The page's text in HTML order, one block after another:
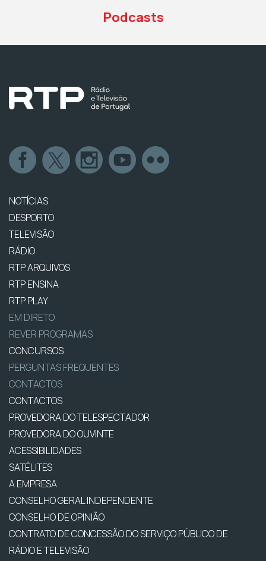
Podcasts
NOTÍCIAS
DESPORTO
TELEVISÃO
RÁDIO
RTP ARQUIVOS
RTP ENSINA
RTP PLAY
EM DIRETO
REVER PROGRAMAS
CONCURSOS
PERGUNTAS FREQUENTES
CONTACTOS
CONTACTOS
PROVEDORA DO TELESPECTADOR
PROVEDORA DO OUVINTE
ACESSIBILIDADES
SATÉLITES
A EMPRESA
CONSELHO GERAL INDEPENDENTE
CONSELHO DE OPINIÃO
CONTRATO DE CONCESSÃO DO SERVIÇO PÚBLICO DE
RÁDIO E TELEVISÃO